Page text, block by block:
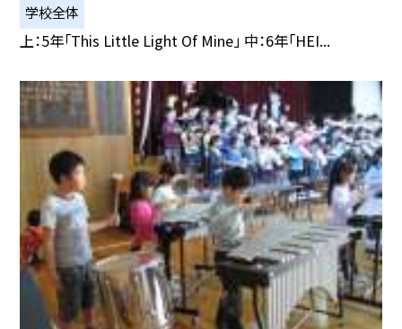
学校全体
上：5年「This Little Light Of Mine」 中：6年「HEI...